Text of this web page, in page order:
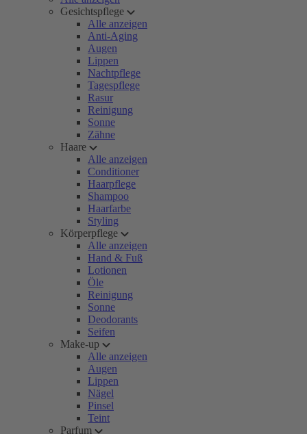
Gesichtspflege
Alle anzeigen
Anti-Aging
Augen
Lippen
Nachtpflege
Tagespflege
Rasur
Reinigung
Sonne
Zähne
Haare
Alle anzeigen
Conditioner
Haarpflege
Shampoo
Haarfarbe
Styling
Körperpflege
Alle anzeigen
Hand & Fuß
Lotionen
Öle
Reinigung
Sonne
Deodorants
Seifen
Make-up
Alle anzeigen
Augen
Lippen
Nägel
Pinsel
Teint
Parfum